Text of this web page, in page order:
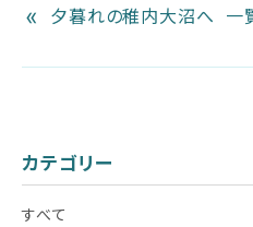
« 夕暮れの稚内大沼へ 一
カテゴリー
すべて